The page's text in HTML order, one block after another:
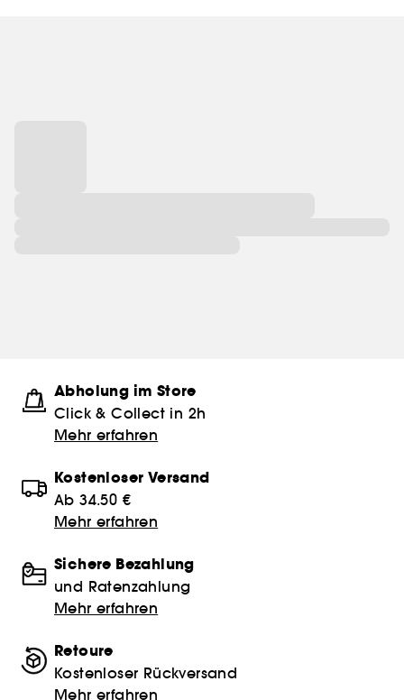
Abholung im Store
Click & Collect in 2h
Mehr erfahren
Kostenloser Versand
Ab 34.50 €
Mehr erfahren
Sichere Bezahlung
und Ratenzahlung
Mehr erfahren
Retoure
Kostenloser Rückversand
Mehr erfahren